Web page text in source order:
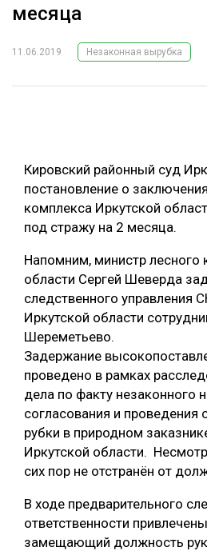
ЛЕСНОЕ ХОЗЯЙСТВО
ЛЕСОЗАГОТОВКА
БИОЭНЕРГЕТИКА
ЛЕСОВОССТАНОВЛЕНИЕ И ЗАЩИТА
ЛОГИСТИКА
ПРОИЗВОДСТВО ДРЕВЕСНЫХ ПЛИТ
ЦБП
КОМПЛЕКСНАЯ ПЕРЕРАБОТКА
ЛЕСОПИЛЕНИЕ
ДЕРЕВЯННОЕ ДОМОСТРОЕНИЕ
БЕЗОПАСНОЕ ПРОИЗВОДСТВО
СОРТИРОВКА ДРЕВЕСИНЫ
СУШКА ДРЕВЕСИНЫ
МЕБЕЛЬНОЕ ПРОИЗВОДСТВО
ТЕМАТИЧЕСКИЕ ПРОЕКТЫ
ЭКСПЕРТНОЕ МНЕНИЕ
месяца
11.06.2019 Незаконная вырубка
Кировский районный суд
постановление о
комплекса Иркутской
под стражу на 2 месяца.
Напомним, министр лесного
области Сергей Шеверда
следственного управления
Иркутской области
Шереметьево.
Задержание
проведено в рамках
дела по факту незаконного
согласования и проведения
рубки в природном
Иркутской области.
сих пор не отстранён от
В ходе предварительного
ответственности
замещающий должность